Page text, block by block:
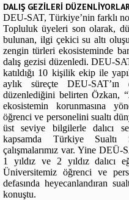
DALIŞ GEZİLERİ
DEU-SAT, Türkiye’nin farklı
Topluluk üyeleri son olarak,
bulunan, ilgi çekici su altı
zengin türleri ekosisteminde
dalış gezisi düzenledi. DEU-
katıldığı 10 kişilik ekip ile
aylık süreçte DEU-
düzenlediğini belirten Özkan,
ekosistemin korunmasına
öğrenci ve personelini sualtı
üst seviye bilgilerle dalıcı
kapsamda Türkiye Sualtı
çalışmalarımız var. Yine
1 yıldız ve 2 yıldız dalıcı
Üniversitemiz öğrenci ve
defasında heyecanlandıran
konuştu.